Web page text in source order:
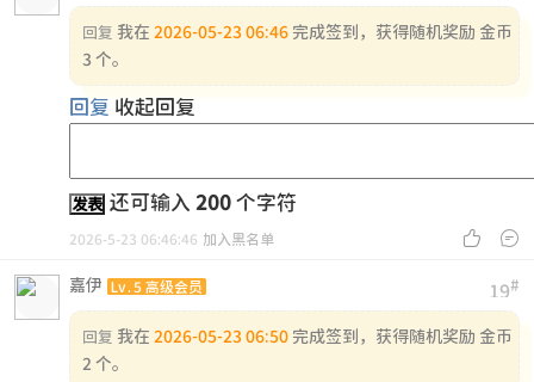
回复 我在 2026-05-23 06:46 完成签到，获得随机奖励 金币
3 个。
回复 收起回复
发表 还可输入 200 个字符
 
2026-5-23 06:46:46 加入黑名单
19#
嘉伊 Lv.5 高级会员
回复 我在 2026-05-23 06:50 完成签到，获得随机奖励 金币
2 个。